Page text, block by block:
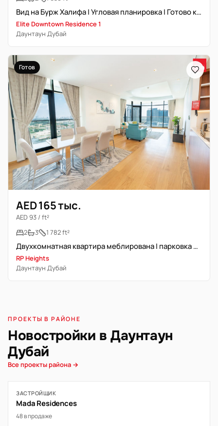
Вид на Бурж Халифа | Угловая планировка | Готово к заселению
Elite Downtown Residence 1
Даунтаун Дубай
Готов
AED 165 тыс.
AED 93 / ft²
2
3 1 782 ft²
Двухкомнатная квартира меблирована | парковка не включена
RP Heights
Даунтаун Дубай
ПРОЕКТЫ В РАЙОНЕ
Новостройки в Даунтаун
Дубай
Все проекты района →
ЗАСТРОЙЩИК
Mada Residences
48 в продаже